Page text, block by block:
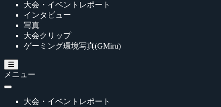
大会・イベントレポート
インタビュー
写真
大会クリップ
ゲーミング環境写真(GMiru)
メニュー
大会・イベントレポート